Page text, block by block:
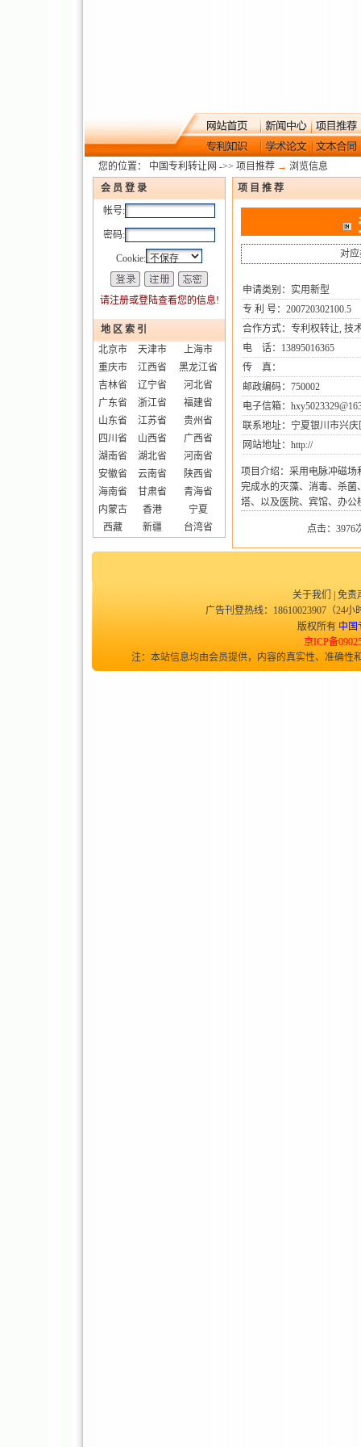
您的位置： 中国专利转让网 ->> 项目推荐 → 浏览信息
会 员 登 录
帐号:
密码:
Cookie:
请注册或登陆查看您的信息!
地 区 索 引
北京市
天津市
上海市
重庆市
江西省
黑龙江省
吉林省
辽宁省
河北省
广东省
浙江省
福建省
山东省
江苏省
贵州省
四川省
山西省
广西省
湖南省
湖北省
河南省
安徽省
云南省
陕西省
海南省
甘肃省
青海省
内蒙古
香港
宁夏
西藏
新疆 台湾省
项 目 推 荐
对
申请类别：实用新型
专 利 号：200720302100.5
合作方式：专利权转让, 技
电 话：13895016365
传 真：
邮政编码：750002
电子信箱：
联系地址：宁夏银川市兴
网站地址： http://
项目介绍：采用电脉冲磁
完成水的灭藻、消毒、杀
塔、以及医院、宾馆、办
点击：3976
关于我们
免责
广告刊登热线：18610023907（24
版权所有 中国
京ICP备
注：本站信息均由会员提供，内容的真实性、准确性